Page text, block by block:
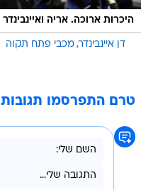
היכרות ארוכה. אריה ואיינבינדר
דן איינבינדר מכבי פתח תקוה
טרם התפרסמו תגובות